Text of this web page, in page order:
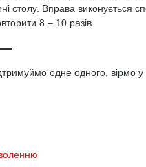
столу. Вправа виконується
8 – 10 разів.
одне одного, вірмо